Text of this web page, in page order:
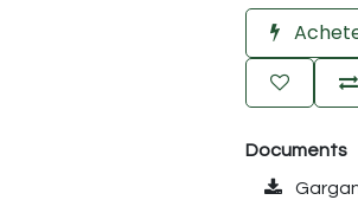
Documents